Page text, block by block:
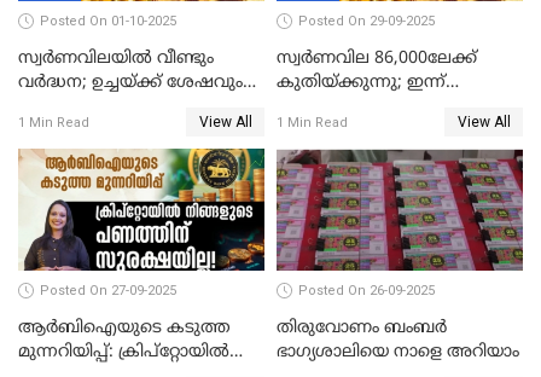
Posted On 01-10-2025
സ്വർണവിലയിൽ വീണ്ടും
വർദ്ധന; ഉച്ചയ്ക്ക് ശേഷവും
കൂടിയത് പവന് 2,760 രൂപ
1 Min Read View All
Posted On 29-09-2025
സ്വര്‍ണവില 86,000ലേക്ക്
കുതിയ്ക്കുന്നു; ഇന്ന്
1040 രൂപ
1 Min Read View All
Posted On 27-09-2025
ആർബിഐയുടെ കടുത്ത
മുന്നറിയിപ്പ്: ക്രിപ്റ്റോയിൽ
Posted On 26-09-2025
തിരുവോണം ബംബര്‍
ഭാഗ്യശാലിയെ നാളെ അറിയാം